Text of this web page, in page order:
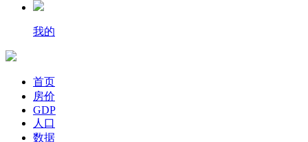
我的
首页
房价
GDP
人口
数据